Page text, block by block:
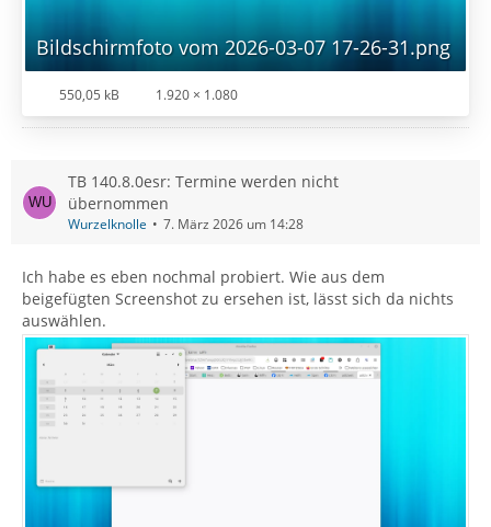
Bildschirmfoto vom 2026-03-07 17-26-31.png
550,05 kB 1.920 × 1.080
TB 140.8.0esr: Termine werden nicht
übernommen
Wurzelknolle 7. März 2026 um 14:28
Ich habe es eben nochmal probiert. Wie aus dem
beigefügten Screenshot zu ersehen ist, lässt sich da nichts
auswählen.